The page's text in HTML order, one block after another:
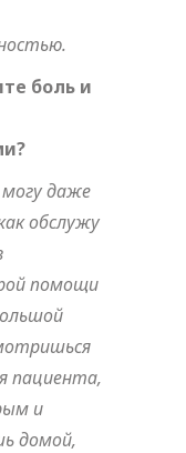
боль и
даже
обслужу
помощи
пациента,
и
домой,